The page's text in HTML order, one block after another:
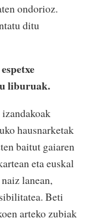
ondorioz.
ditu
liburuak.
hausnarketak
baitut gaiaren
eta euskal
lanean,
Beti
arteko zubiak